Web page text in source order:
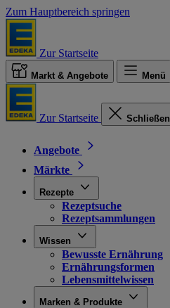
Zum Hauptbereich springen
Zur Startseite
Markt & Angebote Menü
Zur Startseite Schließen
Angebote
Märkte
Rezepte
Rezeptsuche
Rezeptsammlungen
Wissen
Bewusste Ernährung
Ernährungsformen
Lebensmittelwissen
Marken & Produkte